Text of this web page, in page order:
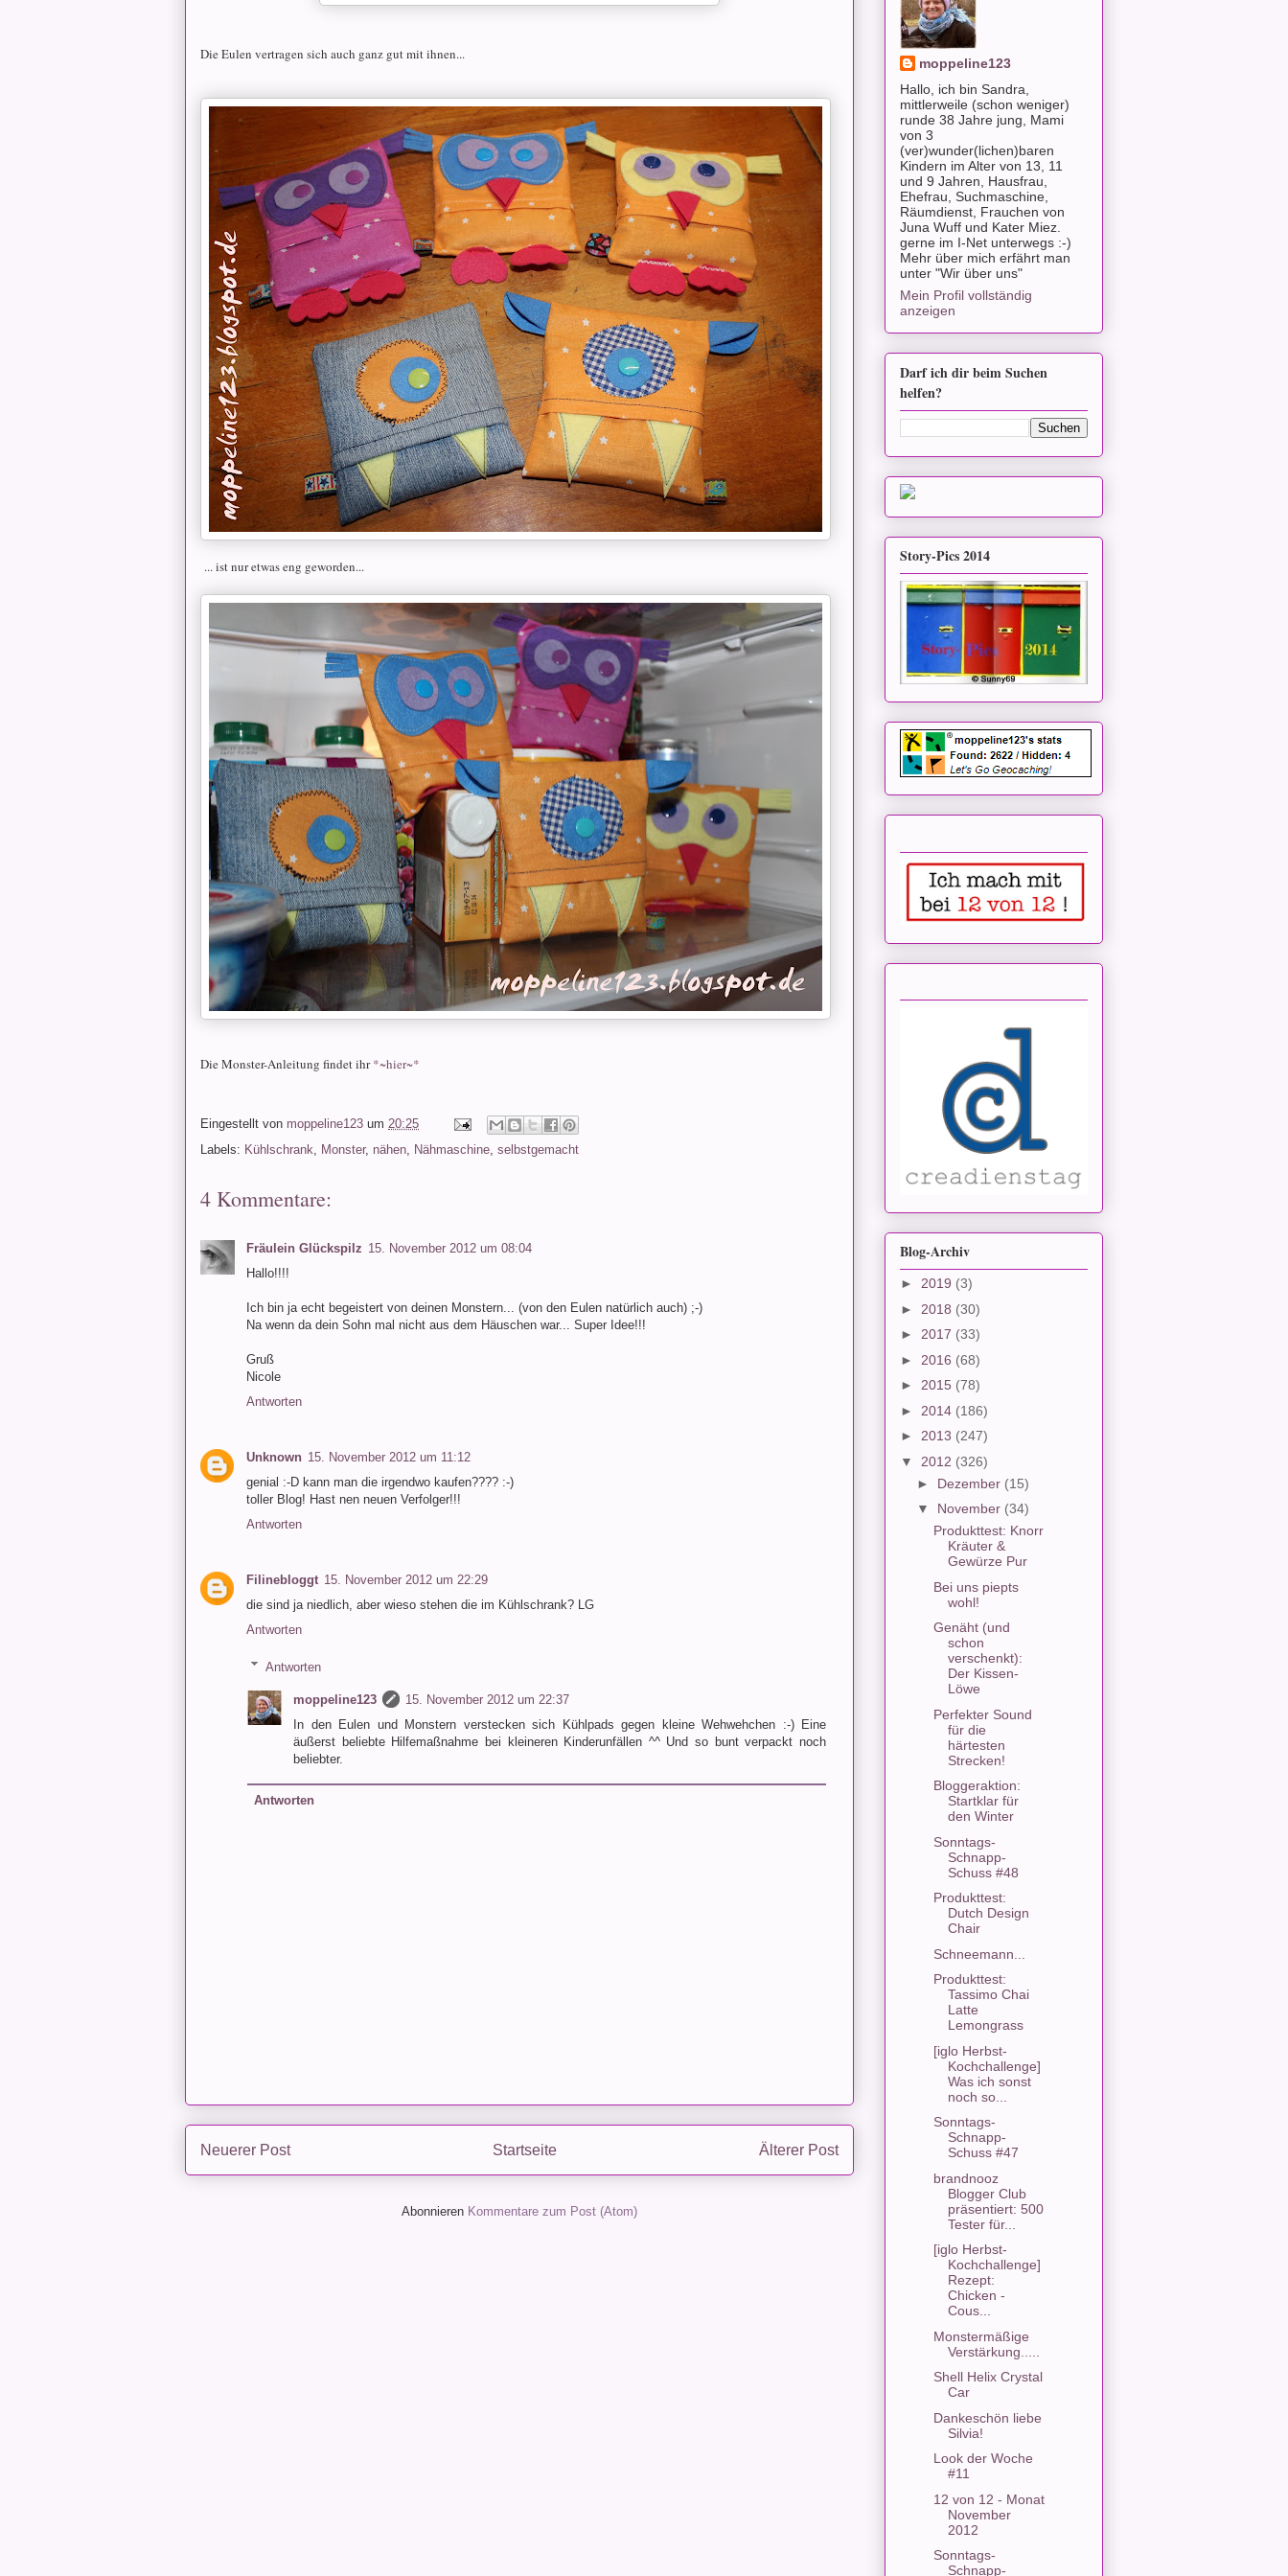
Die Eulen vertragen sich auch ganz gut mit ihnen...
... ist nur etwas eng geworden...
Die Monster-Anleitung findet ihr*~hier~*
Eingestellt von moppeline123 um 20:25
Labels: Kühlschrank Monster, nähen Nähmaschine selbstgemacht
4 Kommentare:
Fräulein Glückspilz 15. November 2012 um 08:04
Hallo!!!!
Ich bin ja echt begeistert von deinen Monstern... (von den Eulen natürlich auch) ;-)
Na wenn da dein Sohn mal nicht aus dem Häuschen war... Super Idee!!!
Gruß
Nicole
Antworten
Unknown 15. November 2012 um 11:12
genial :-D kann man die irgendwo kaufen???? :-)
toller Blog! Hast nen neuen Verfolger!!!
Antworten
Filinebloggt 15. November 2012 um 22:29
die sind ja niedlich, aber wieso stehen die im Kühlschrank? LG
Antworten
Antworten
moppeline123
15. November 2012 um 22:37
In den Eulen und Monstern verstecken sich Kühlpads gegen kleine Wehwehchen :-) Eine
äußerst beliebte Hilfemaßnahme bei kleineren Kinderunfällen ^^ Und so bunt verpackt noch
beliebter.
Antworten
Neuerer Post Älterer Post
Startseite
Abonnieren Kommentare zum Post (Atom)
moppeline123
Hallo, ich bin Sandra,
mittlerweile (schon weniger)
runde 38 Jahre jung, Mami
von 3
(ver)wunder(lichen)baren
Kindern im Alter von 13, 11
und 9 Jahren, Hausfrau,
Ehefrau, Suchmaschine,
Räumdienst, Frauchen von
Juna Wuff und Kater Miez.
gerne im I-Net unterwegs :-)
Mehr über mich erfährt man
unter "Wir über uns"
Mein Profil vollständig
anzeigen
Darf ich dir beim Suchen
helfen?
Story-Pics 2014
Blog-Archiv
► 2019 (3)
► 2018 (30)
► 2017 (33)
► 2016 (68)
► 2015 (78)
► 2014 (186)
► 2013 (247)
▼ 2012 (326)
► Dezember (15)
▼ November (34)
Produkttest: Knorr
Kräuter &
Gewürze Pur
Bei uns piepts
wohl!
Genäht (und
schon
verschenkt):
Der Kissen-
Löwe
Perfekter Sound
für die
härtesten
Strecken!
Bloggeraktion:
Startklar für
den Winter
Sonntags-
Schnapp-
Schuss #48
Produkttest:
Dutch Design
Chair
Schneemann...
Produkttest:
Tassimo Chai
Latte
Lemongrass
[iglo Herbst-
Kochchallenge]
Was ich sonst
noch so...
Sonntags-
Schnapp-
Schuss #47
brandnooz
Blogger Club
präsentiert: 500
Tester für...
[iglo Herbst-
Kochchallenge]
Rezept:
Chicken -
Cous...
Monstermäßige
Verstärkung.....
Shell Helix Crystal
Car
Dankeschön liebe
Silvia!
Look der Woche
#11
12 von 12 - Monat
November
2012
Sonntags-
Schnapp-